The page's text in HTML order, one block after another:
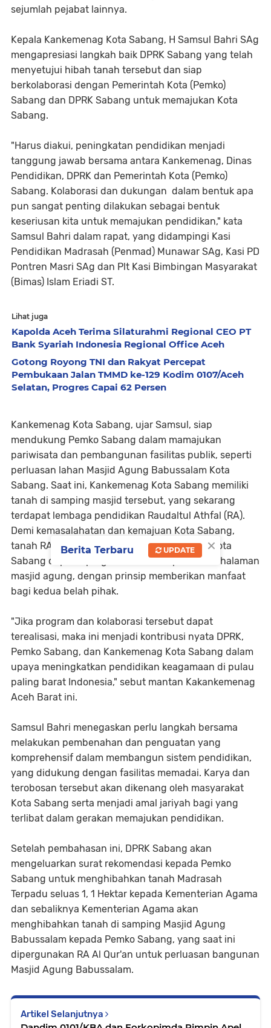
sejumlah pejabat lainnya.
Kepala Kankemenag Kota Sabang, H Samsul Bahri SAg
mengapresiasi langkah baik DPRK Sabang yang telah
menyetujui hibah tanah tersebut dan siap
berkolaborasi dengan Pemerintah Kota (Pemko)
Sabang dan DPRK Sabang untuk memajukan Kota
Sabang.
"Harus diakui, peningkatan pendidikan menjadi
tanggung jawab bersama antara Kankemenag, Dinas
Pendidikan, DPRK dan Pemerintah Kota (Pemko)
Sabang. Kolaborasi dan dukungan dalam bentuk apa
pun sangat penting dilakukan sebagai bentuk
keseriusan kita untuk memajukan pendidikan," kata
Samsul Bahri dalam rapat, yang didampingi Kasi
Pendidikan Madrasah (Penmad) Munawar SAg, Kasi PD
Pontren Masri SAg dan Plt Kasi Bimbingan Masyarakat
(Bimas) Islam Eriadi ST.
Lihat juga
Kapolda Aceh Terima Silaturahmi Regional CEO PT
Bank Syariah Indonesia Regional Office Aceh
Gotong Royong TNI dan Rakyat Percepat
Pembukaan Jalan TMMD ke-129 Kodim 0107/Aceh
Selatan, Progres Capai 62 Persen
Kankemenag Kota Sabang, ujar Samsul, siap
mendukung Pemko Sabang dalam mamajukan
pariwisata dan pembangunan fasilitas publik, seperti
perluasan lahan Masjid Agung Babussalam Kota
Sabang. Saat ini, Kankemenag Kota Sabang memiliki
tanah di samping masjid tersebut, yang sekarang
terdapat lembaga pendidikan Raudaltul Athfal (RA).
Demi kemasalahatan dan kemajuan Kota Sabang,
tanah RA yang berstatus milik Kankemenag Kota
Sabang dapat dipergunakan untuk perluasan halaman
masjid agung, dengan prinsip memberikan manfaat
bagi kedua belah pihak.
"Jika program dan kolaborasi tersebut dapat
terealisasi, maka ini menjadi kontribusi nyata DPRK,
Pemko Sabang, dan Kankemenag Kota Sabang dalam
upaya meningkatkan pendidikan keagamaan di pulau
paling barat Indonesia," sebut mantan Kakankemenag
Aceh Barat ini.
Samsul Bahri menegaskan perlu langkah bersama
melakukan pembenahan dan penguatan yang
komprehensif dalam membangun sistem pendidikan,
yang didukung dengan fasilitas memadai. Karya dan
terobosan tersebut akan dikenang oleh masyarakat
Kota Sabang serta menjadi amal jariyah bagi yang
terlibat dalam gerakan memajukan pendidikan.
Setelah pembahasan ini, DPRK Sabang akan
mengeluarkan surat rekomendasi kepada Pemko
Sabang untuk menghibahkan tanah Madrasah
Terpadu seluas 1, 1 Hektar kepada Kementerian Agama
dan sebaliknya Kementerian Agama akan
menghibahkan tanah di samping Masjid Agung
Babussalam kepada Pemko Sabang, yang saat ini
dipergunakan RA Al Qur'an untuk perluasan bangunan
Masjid Agung Babussalam.
Artikel Selanjutnya
×
Berita Terbaru UPDATE